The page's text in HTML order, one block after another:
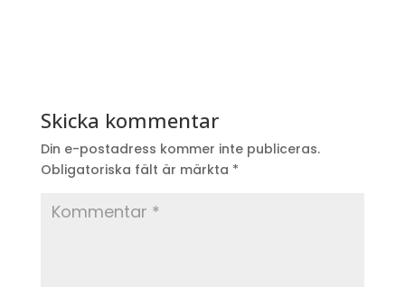
Skicka kommentar
Din e-postadress kommer inte publiceras.
Obligatoriska fält är märkta *